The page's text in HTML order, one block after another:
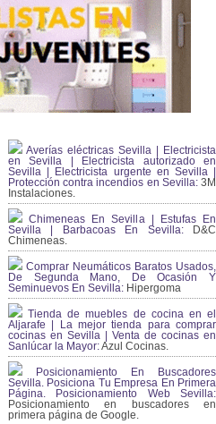
Averías eléctricas Sevilla | Electricista
en Sevilla | Electricista autorizado en
Sevilla | Electricista urgente en Sevilla |
Protección contra incendios en Sevilla:3M
Instalaciones.
Chimeneas En Sevilla | Estufas En
Sevilla | Barbacoas En Sevilla:D&C
Chimeneas.
Comprar Neumáticos Baratos Usados,
De Segunda Mano, De Ocasión Y
Seminuevos En Sevilla: Hipergoma
Tienda de muebles de cocina en el
Aljarafe | La mejor tienda para comprar
cocinas en Sevilla | Venta de cocinas en
Sanlúcar la Mayor:Azul Cocinas.
Posicionamiento En Buscadores
Sevilla. Posiciona Tu Empresa En Primera
Página. Posicionamiento Web Sevilla:
Posicionamiento en buscadores en
primera página de Google.